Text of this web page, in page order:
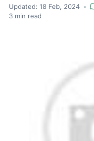
Updated: 18 Feb, 2024 •
3 min read